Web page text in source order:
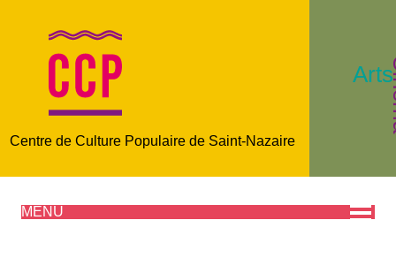
Centre de Culture Populaire de Saint-Nazaire
MENU